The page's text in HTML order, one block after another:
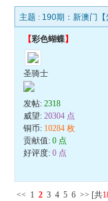
主题 : 190期：新澳门【
【彩色蝴蝶】
圣骑士
发帖:2318
威望:20304 点
铜币: 10284 枚
贡献值:0 点
好评度:0 点
<< 1 2 3 4 5 6 >> [共